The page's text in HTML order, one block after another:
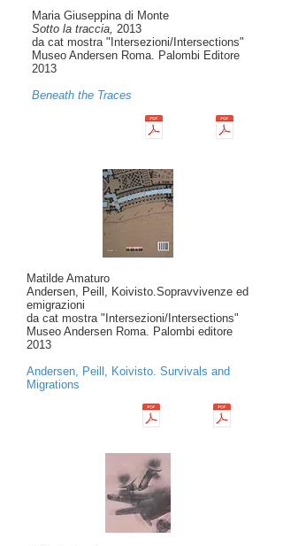
Maria Giuseppina di Monte
Sotto la traccia, 2013
da cat mostra "Intersezioni/Intersections"
Museo Andersen Roma. Palombi Editore
2013
Beneath the Traces
Matilde Amaturo
Andersen, Peill, Koivisto.Sopravvivenze ed
emigrazioni
da cat mostra "Intersezioni/Intersections"
Museo Andersen Roma. Palombi editore
2013
Andersen, Peill, Koivisto. Survivals and
Migrations